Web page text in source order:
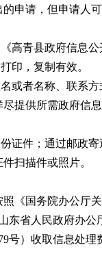
申请，但申请人
高青县政府信息
印，复制有效。
或者名称、联系
提供所需政府信
证件；通过邮政
扫描件或照片。
《国务院办公厅
东省人民政府办
号）收取信息处理